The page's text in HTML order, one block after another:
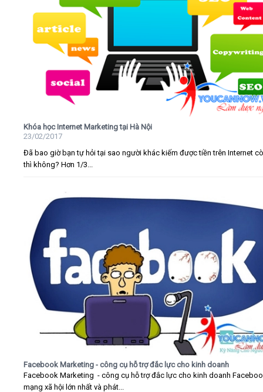
Khóa học Internet Marketing tại Hà Nội
23/02/2017
Đã bao giờ bạn tự hỏi tại sao người khác kiếm được tiền trên Internet
thì không? Hơn 1/3...
Facebook Marketing - công cụ hỗ trợ đắc lực cho kinh doanh
Facebook Marketing - công cụ hỗ trợ đắc lực cho kinh doanh
mạng xã hội lớn nhất và phát...